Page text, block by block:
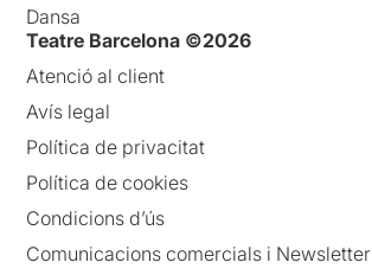
Dansa
Teatre Barcelona ©2026
Atenció al client
Avís legal
Política de privacitat
Política de cookies
Condicions d’ús
Comunicacions comercials i Newsletter